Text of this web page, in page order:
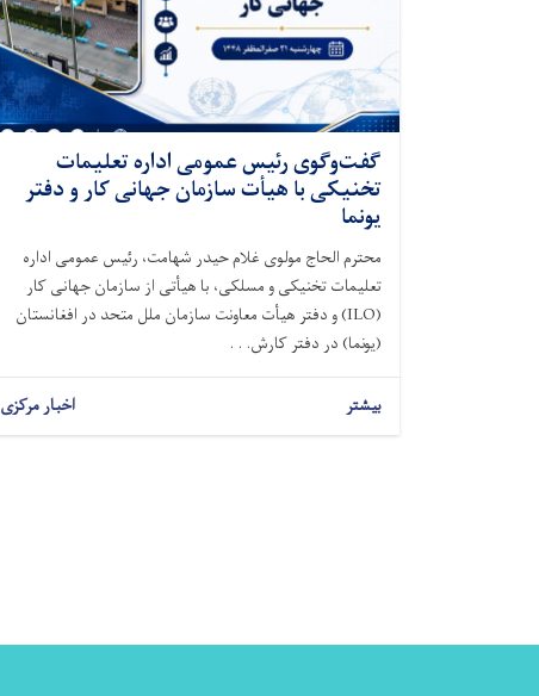
گفت‌وگوی رئیس عمومی اداره تعلیمات
تخنیکی با هیأت سازمان جهانی کار و دفتر
یونما
محترم الحاج مولوی غلام حیدر شهامت، رئیس عمومی اداره
تعلیمات تخنیکی و مسلکی، با هیأتی از سازمان جهانی کار
(ILO) و دفتر هیأت معاونت سازمان ملل متحد در افغانستان
(یونما) در دفتر کارش. . .
بیشتر اخبار مرکزی